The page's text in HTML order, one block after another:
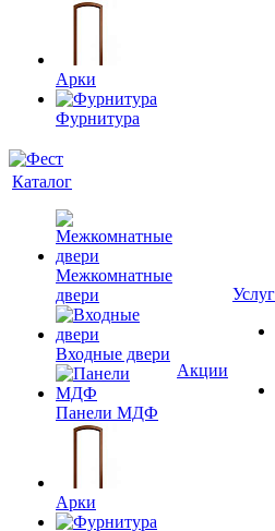
Арки
Фурнитура
Каталог
Межкомнатные
двери
Входные двери
Панели МДФ
Арки
Акции